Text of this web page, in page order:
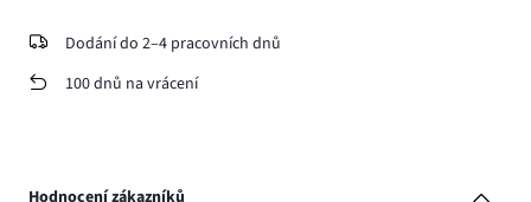
Dodání do 2–4 pracovních dnů
100 dnů na vrácení